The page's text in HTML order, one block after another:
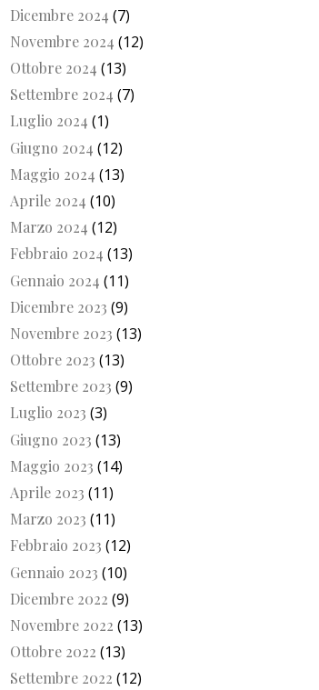
Dicembre 2024 (7)
Novembre 2024 (12)
Ottobre 2024 (13)
Settembre 2024 (7)
Luglio 2024 (1)
Giugno 2024 (12)
Maggio 2024 (13)
Aprile 2024 (10)
Marzo 2024 (12)
Febbraio 2024 (13)
Gennaio 2024 (11)
Dicembre 2023 (9)
Novembre 2023 (13)
Ottobre 2023 (13)
Settembre 2023 (9)
Luglio 2023 (3)
Giugno 2023 (13)
Maggio 2023 (14)
Aprile 2023 (11)
Marzo 2023 (11)
Febbraio 2023 (12)
Gennaio 2023 (10)
Dicembre 2022 (9)
Novembre 2022 (13)
Ottobre 2022 (13)
Settembre 2022 (12)